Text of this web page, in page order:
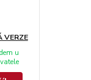
VERZE
u